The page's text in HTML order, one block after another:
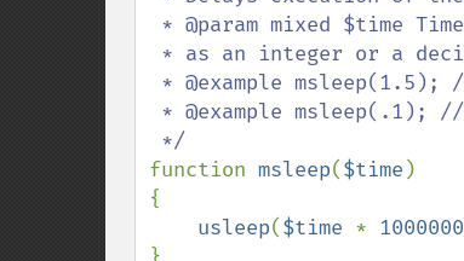
function msleep($time )
{
usleep($time * 1000000